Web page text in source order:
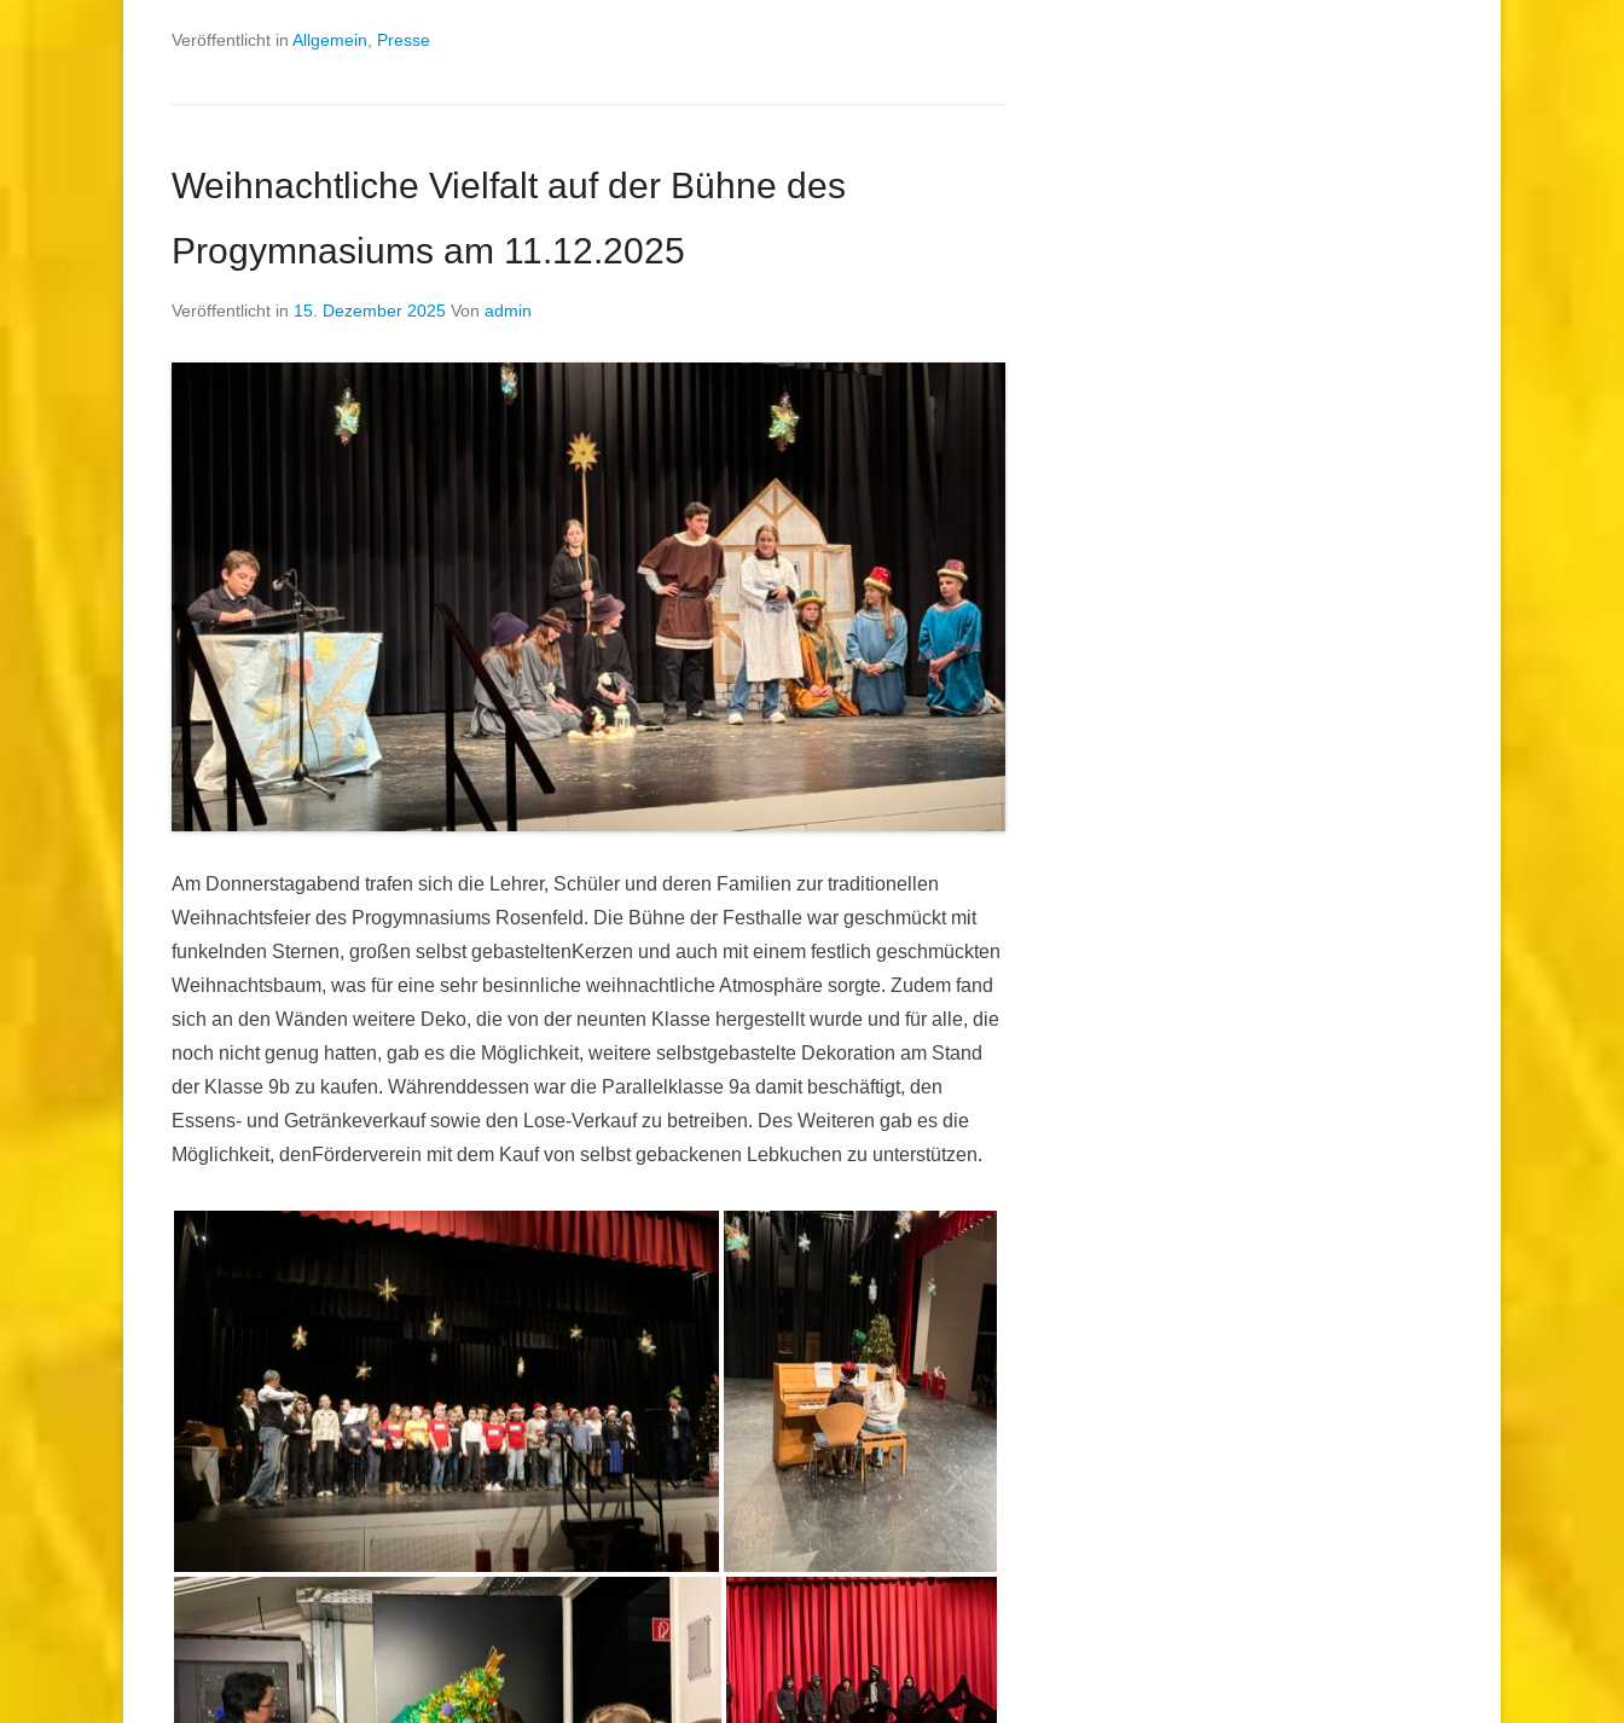
Veröffentlicht in Allgemein, Presse
Weihnachtliche Vielfalt auf der Bühne des
Progymnasiums am 11.12.2025
Veröffentlicht in 15. Dezember 2025 Von admin
Am Donnerstagabend trafen sich die Lehrer, Schüler und deren Familien zur traditionellen
Weihnachtsfeier des Progymnasiums Rosenfeld. Die Bühne der Festhalle war geschmückt mit
funkelnden Sternen, großen selbst gebasteltenKerzen und auch mit einem festlich geschmückten
Weihnachtsbaum, was für eine sehr besinnliche weihnachtliche Atmosphäre sorgte. Zudem fand
sich an den Wänden weitere Deko, die von der neunten Klasse hergestellt wurde und für alle, die
noch nicht genug hatten, gab es die Möglichkeit, weitere selbstgebastelte Dekoration am Stand
der Klasse 9b zu kaufen. Währenddessen war die Parallelklasse 9a damit beschäftigt, den
Essens- und Getränkeverkauf sowie den Lose-Verkauf zu betreiben. Des Weiteren gab es die
Möglichkeit, denFörderverein mit dem Kauf von selbst gebackenen Lebkuchen zu unterstützen.